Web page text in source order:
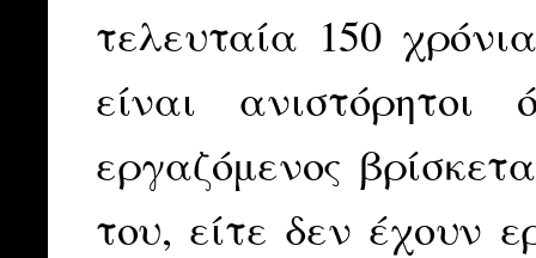
τελευταία 150
είναι
εργαζόμενος
του, είτε δεν έχουν